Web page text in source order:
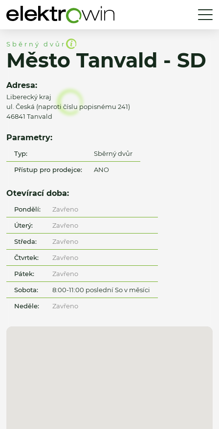
Sběrný dvůr
Město Tanvald - SD
Adresa:
Liberecký kraj
ul. Česká (naproti číslu popisnému 241)
46841 Tanvald
Parametry:
Typ: Sběrný dvůr
Přístup pro prodejce: ANO
Otevírací doba:
Pondělí: Zavřeno
Úterý: Zavřeno
Středa: Zavřeno
Čtvrtek: Zavřeno
Pátek: Zavřeno
Sobota: 8:00-11:00 poslední So v měsíci
Neděle: Zavřeno